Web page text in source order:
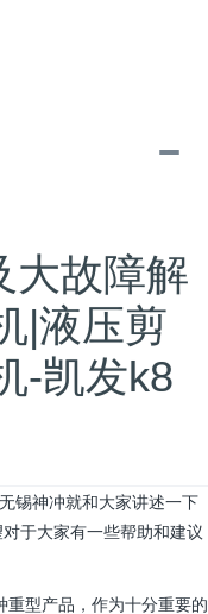
大故障解
|液压剪
-凯发k8
锡神冲就和大家讲述一下
于大家有一些帮助和建议
型产品，作为十分重要的